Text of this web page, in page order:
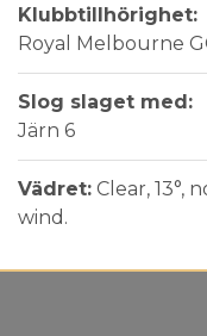
Klubbtillhörighet:
Royal Melbourne
Slog slaget med:
Järn 6
Vädret: Clear, 13°,
wind.